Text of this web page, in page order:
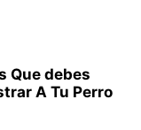
Que debes
A Tu Perro